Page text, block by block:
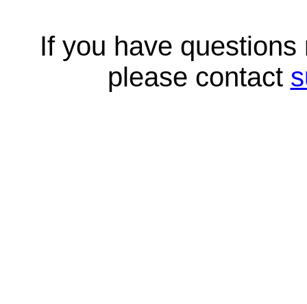
If you have
please contact